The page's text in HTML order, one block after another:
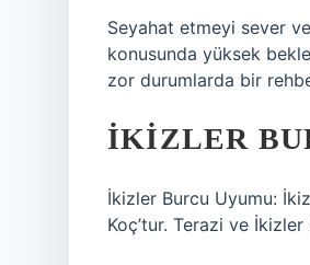
Seyahat etmeyi sever
konusunda yüksek
zor durumlarda bir
İKIZLER
İkizler Burcu Uyumu:
Koç’tur. Terazi ve